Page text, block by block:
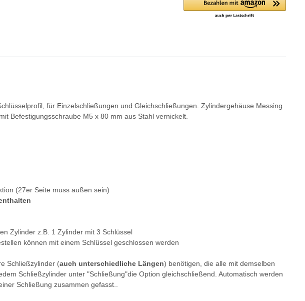
für Einzelschließungen und Gleichschließungen. Zylindergehäuse Messing
Befestigungsschraube M5 x 80 mm aus Stahl vernickelt.
(27er Seite muss außen sein)
Zylinder z.B. 1 Zylinder mit 3 Schlüssel
können mit einem Schlüssel geschlossen werden
Schließzylinder (auch unterschiedliche Längen) benötigen, die alle mit demselben
Schließzylinder unter "Schließung"die Option gleichschließend. Automatisch werden
Schließung zusammen gefasst.